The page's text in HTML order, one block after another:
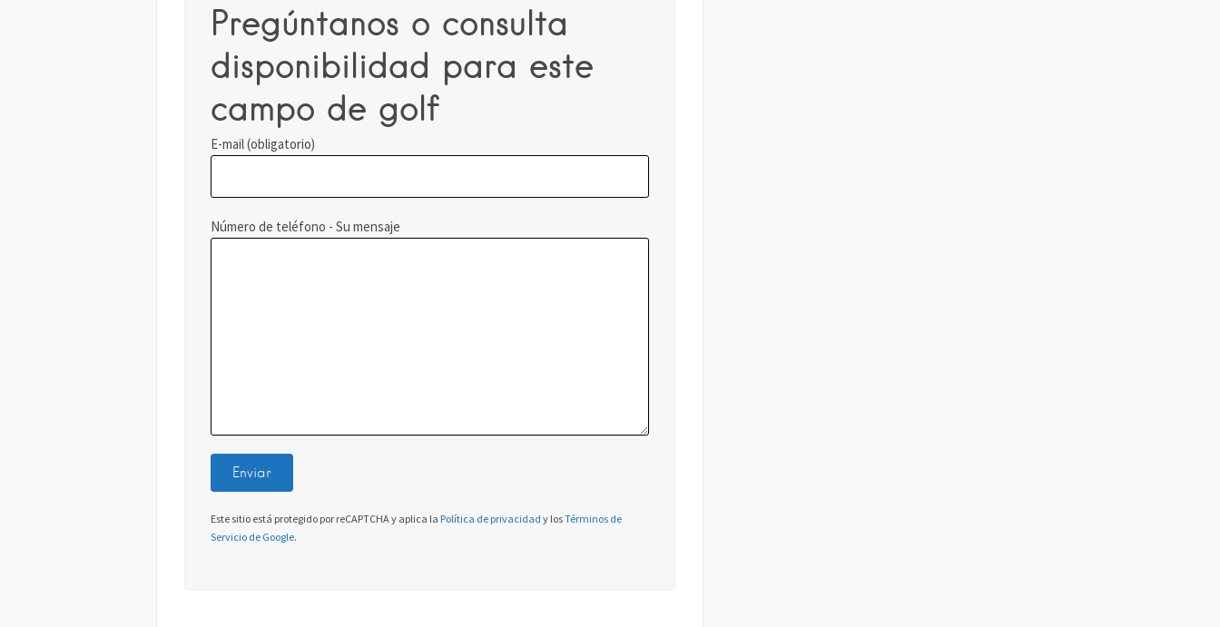
Pregúntanos o consulta
disponibilidad para este
campo de golf
E-mail (obligatorio)
Número de teléfono - Su mensaje
Este sitio está protegido por reCAPTCHA y aplica la Política de privacidad y losTérminos de
Servicio de Google.